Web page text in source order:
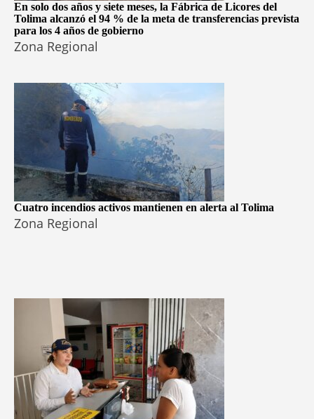
En solo dos años y siete meses, la Fábrica de Licores del
Tolima alcanzó el 94 % de la meta de transferencias prevista
para los 4 años de gobierno
Zona Regional
Cuatro incendios activos mantienen en alerta al Tolima
Zona Regional